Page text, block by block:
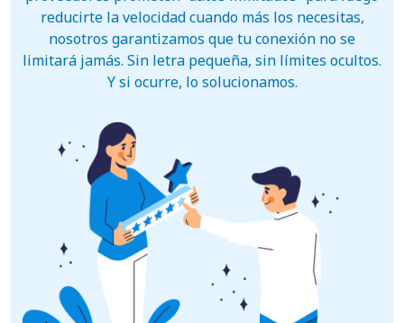
reducirte la velocidad cuando más los necesitas,
nosotros garantizamos que tu conexión no se
limitará jamás. Sin letra pequeña, sin límites ocultos.
Y si ocurre, lo solucionamos.